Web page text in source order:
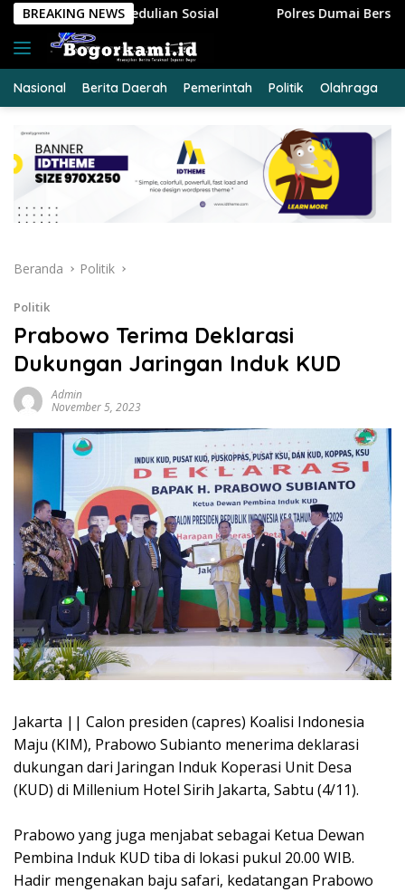
Langsung
konten
BREAKING NEWS
Sosial Polres Dumai Bersama Polda Riau Evakuasi
Nasional Berita Daerah Pemerintah Politik Olahraga
Beranda Politik
Politik
Prabowo Terima Deklarasi
Dukungan Jaringan Induk KUD
Admin
November 5, 2023
Jakarta || Calon presiden (capres) Koalisi Indonesia
Maju (KIM), Prabowo Subianto menerima deklarasi
dukungan dari Jaringan Induk Koperasi Unit Desa
(KUD) di Millenium Hotel Sirih Jakarta, Sabtu (4/11).
Prabowo yang juga menjabat sebagai Ketua Dewan
Pembina Induk KUD tiba di lokasi pukul 20.00 WIB.
Hadir mengenakan baju safari, kedatangan Prabowo